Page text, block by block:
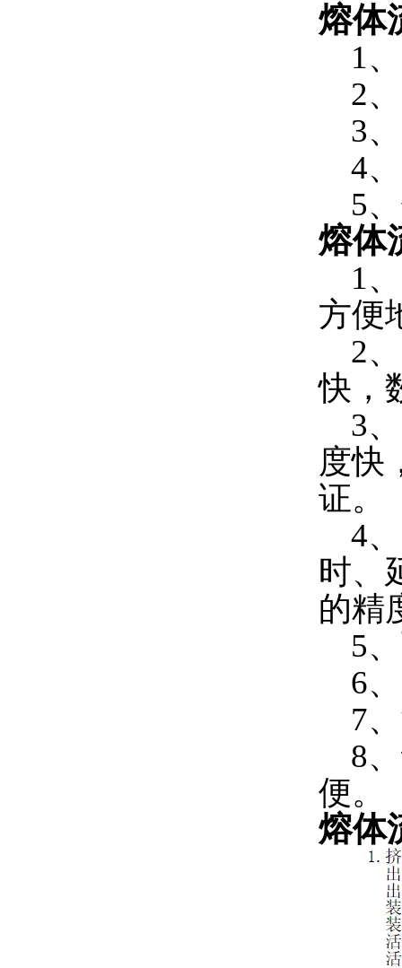
熔体
1、
2、
3、
4、
5、
熔体
1、
方便
2、
快，
3、
度快
证。
4、
时、
的精
5、
6、
7、
8、
便。
熔体